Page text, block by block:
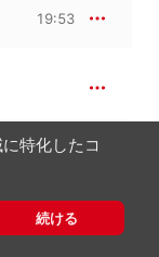
19:53
13:58
特化したコ
続ける